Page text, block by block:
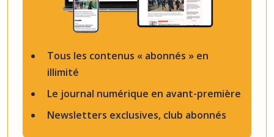
Tous les contenus « abonnés » en
illimité
Le journal numérique en avant-première
Newsletters exclusives, club abonnés